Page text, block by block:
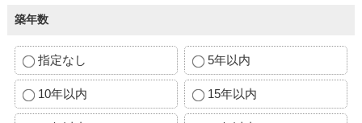
築年数
指定なし 5年以内
10年以内 15年以内